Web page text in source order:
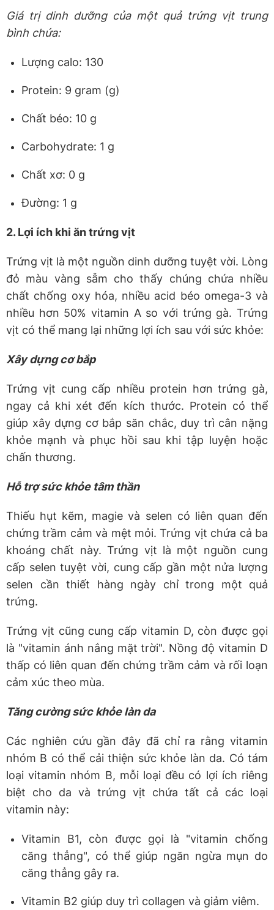
Giá trị dinh dưỡng của một quả trứng vịt trung
bình chứa:
Lượng calo: 130
Protein: 9 gram (g)
Chất béo: 10 g
Carbohydrate: 1 g
Chất xơ: 0 g
Đường: 1 g
2. Lợi ích khi ăn trứng vịt
Trứng vịt là một nguồn dinh dưỡng tuyệt vời. Lòng
đỏ màu vàng sẫm cho thấy chúng chứa nhiều
chất chống oxy hóa, nhiều acid béo omega-3 và
nhiều hơn 50% vitamin A so với trứng gà. Trứng
vịt có thể mang lại những lợi ích sau với sức khỏe:
Xây dựng cơ bắp
Trứng vịt cung cấp nhiều protein hơn trứng gà,
ngay cả khi xét đến kích thước. Protein có thể
giúp xây dựng cơ bắp săn chắc, duy trì cân nặng
khỏe mạnh và phục hồi sau khi tập luyện hoặc
chấn thương.
Hỗ trợ sức khỏe tâm thần
Thiếu hụt kẽm, magie và selen có liên quan đến
chứng trầm cảm và mệt mỏi. Trứng vịt chứa cả ba
khoáng chất này. Trứng vịt là một nguồn cung
cấp selen tuyệt vời, cung cấp gần một nửa lượng
selen cần thiết hàng ngày chỉ trong một quả
trứng.
Trứng vịt cũng cung cấp vitamin D, còn được gọi
là "vitamin ánh nắng mặt trời". Nồng độ vitamin D
thấp có liên quan đến chứng trầm cảm và rối loạn
cảm xúc theo mùa.
Tăng cường sức khỏe làn da
Các nghiên cứu gần đây đã chỉ ra rằng vitamin
nhóm B có thể cải thiện sức khỏe làn da. Có tám
loại vitamin nhóm B, mỗi loại đều có lợi ích riêng
biệt cho da và trứng vịt chứa tất cả các loại
vitamin này:
Vitamin B1, còn được gọi là "vitamin chống
căng thẳng", có thể giúp ngăn ngừa mụn do
căng thẳng gây ra.
Vitamin B2 giúp duy trì collagen và giảm viêm.